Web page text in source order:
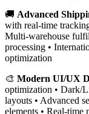
🚚 Advanced
with real-time
Multi-warehouse
processing •
optimization
🎨 Modern UI/UX
optimization • Dark/
layouts • Advanced
elements • Real-time